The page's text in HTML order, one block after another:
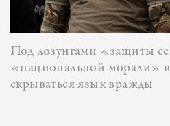
Под лозунгами «защиты
«национальной морали»
скрываться язык вражды